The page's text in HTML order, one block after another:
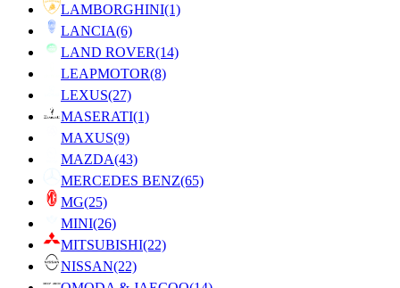
LAMBORGHINI(1)
LANCIA(6)
LAND ROVER(14)
LEAPMOTOR(8)
LEXUS(27)
MASERATI(1)
MAXUS(9)
MAZDA(43)
MERCEDES BENZ(65)
MG(25)
MINI(26)
MITSUBISHI(22)
NISSAN(22)